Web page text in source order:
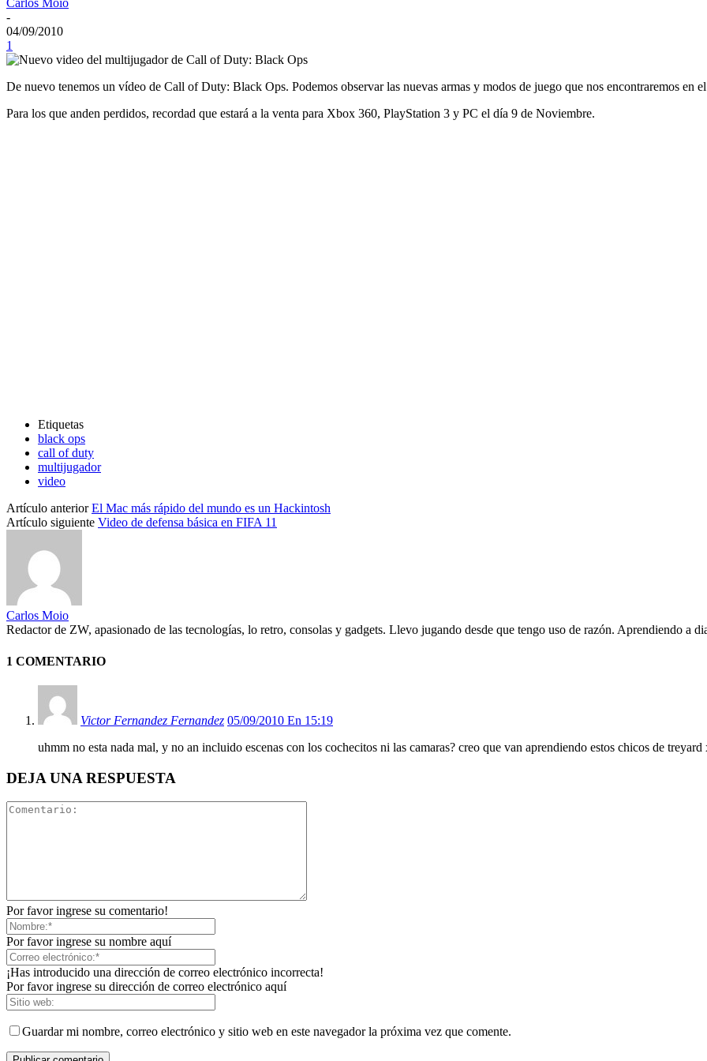
Carlos Moio
-
04/09/2010
1
De nuevo tenemos un vídeo de Call of Duty: Black Ops. Podemos observar las nuevas armas y modos de juego que nos encontraremos en
Para los que anden perdidos, recordad que estará a la venta para Xbox 360, PlayStation 3 y PC el día 9 de Noviembre.
Etiquetas
black ops
call of duty
multijugador
video
Artículo anterior El Mac más rápido del mundo es un Hackintosh
Artículo siguiente Video de defensa básica en FIFA 11
Carlos Moio
Redactor de ZW, apasionado de las tecnologías, lo retro, consolas y gadgets. Llevo jugando desde que tengo uso de razón. Aprendiendo a
1 COMENTARIO
Victor Fernandez Fernandez 05/09/2010 En 15:19
uhmm no esta nada mal, y no an incluido escenas con los cochecitos ni las camaras? creo que van aprendiendo estos chicos de treyard
DEJA UNA RESPUESTA
Por favor ingrese su comentario!
Por favor ingrese su nombre aquí
¡Has introducido una dirección de correo electrónico incorrecta!
Por favor ingrese su dirección de correo electrónico aquí
Guardar mi nombre, correo electrónico y sitio web en este navegador la próxima vez que comente.